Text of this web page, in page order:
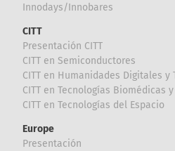
Innodays/Innobares
CITT
Presentación CITT
CITT en Semiconductores
CITT en Humanidades Digitales y
CITT en Tecnologías Biomédicas
CITT en Tecnologías del Espacio
Europe
Presentación